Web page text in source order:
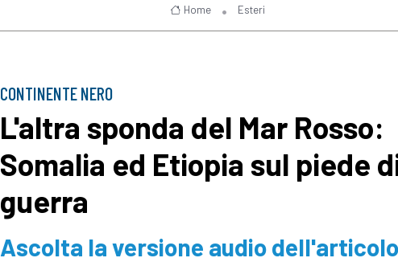
Home Esteri
CONTINENTE NERO
L'altra sponda del Mar Rosso:
Somalia ed Etiopia sul piede
guerra
Ascolta la versione audio dell'articolo